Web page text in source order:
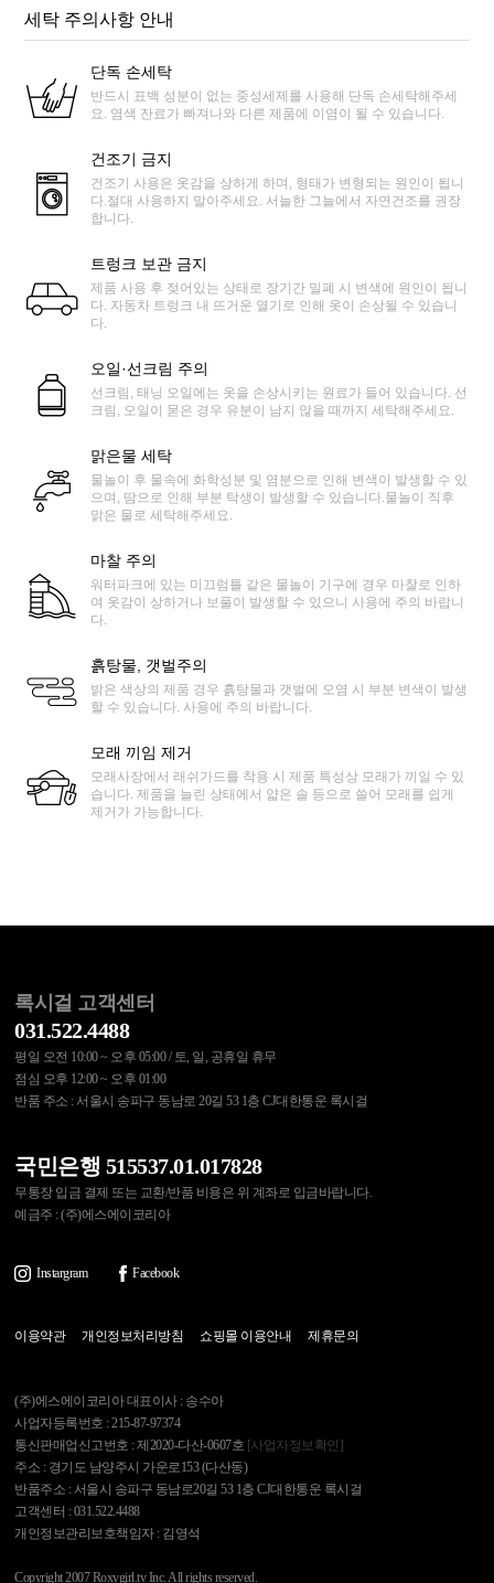
세탁 주의사항 안내
단독 손세탁
반드시 표백 성분이 없는 중성세제를 사용해 단독 손세탁해주세
요. 염색 잔료가 빠져나와 다른 제품에 이염이 될 수 있습니다.
건조기 금지
건조기 사용은 옷감을 상하게 하며, 형태가 변형되는 원인이 됩니
다.절대 사용하지 말아주세요. 서늘한 그늘에서 자연건조를 권장
합니다.
트렁크 보관 금지
제품 사용 후 젖어있는 상태로 장기간 밀폐 시 변색에 원인이 됩니
다. 자동차 트렁크 내 뜨거운 열기로 인해 옷이 손상될 수 있습니
다.
오일·선크림 주의
선크림, 태닝 오일에는 옷을 손상시키는 원료가 들어 있습니다. 선
크림, 오일이 묻은 경우 유분이 남지 않을 때까지 세탁해주세요.
맑은물 세탁
물놀이 후 물속에 화학성분 및 염분으로 인해 변색이 발생할 수 있
으며, 땀으로 인해 부분 탁생이 발생할 수 있습니다.물놀이 직후
맑은 물로 세탁해주세요.
마찰 주의
워터파크에 있는 미끄럼틀 같은 물놀이 기구에 경우 마찰로 인하
여 옷감이 상하거나 보풀이 발생할 수 있으니 사용에 주의 바랍니
다.
흙탕물, 갯벌주의
밝은 색상의 제품 경우 흙탕물과 갯벌에 오염 시 부분 변색이 발생
할 수 있습니다. 사용에 주의 바랍니다.
모래 끼임 제거
모래사장에서 래쉬가드를 착용 시 제품 특성상 모래가 끼일 수 있
습니다. 제품을 늘린 상태에서 얇은 솔 등으로 쓸어 모래를 쉽게
제거가 가능합니다.
록시걸 고객센터
031.522.4488
평일 오전 10:00 ~ 오후 05:00 / 토, 일, 공휴일 휴무
점심 오후 12:00 ~ 오후 01:00
반품 주소 : 서울시 송파구 동남로 20길 53 1층 CJ대한통운 록시걸
국민은행 515537.01.017828
무통장 입금 결제 또는 교환/반품 비용은 위 계좌로 입금바랍니다.
예금주 : (주)에스에이코리아
Instargram Facebook
이용약관 개인정보처리방침 쇼핑몰 이용안내 제휴문의
(주)에스에이코리아 대표이사 : 송수아
사업자등록번호 : 215-87-97374
통신판매업신고번호 : 제2020-다산-0607호 [사업자정보확인]
주소 : 경기도 남양주시 가운로153 (다산동)
반품주소 : 서울시 송파구 동남로20길 53 1층 CJ대한통운 록시걸
고객센터 : 031.522.4488
개인정보관리보호책임자 : 김영석
Copyright 2007 Roxygirl.tv Inc. All rights reserved.